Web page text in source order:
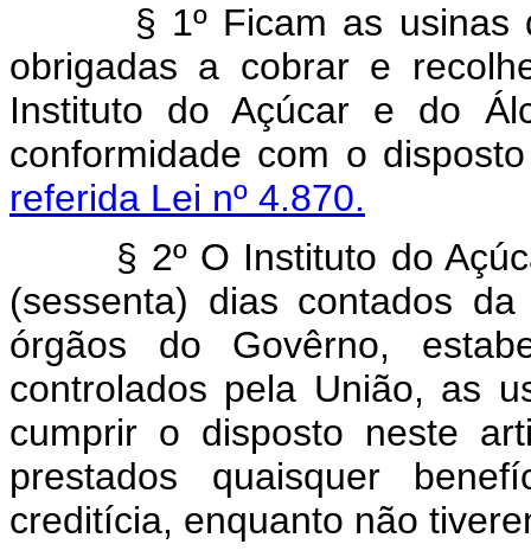
§ 1º Ficam as
obrigadas a cobrar e
Instituto do Açúcar e do
conformidade com o
referida Lei nº 4.870.
§ 2º O Instituto do
(sessenta) dias contados
órgãos do Govêrno,
controlados pela União, as
cumprir o disposto neste
prestados quaisquer
creditícia, enquanto não